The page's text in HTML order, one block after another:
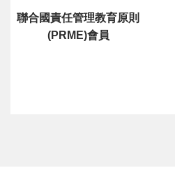
聯合國責任管理教育原則
(PRME)會員